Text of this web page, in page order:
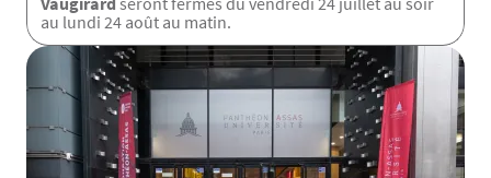
au lundi 24 août au matin.